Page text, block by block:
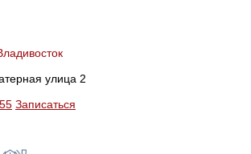
улица 2
Записаться